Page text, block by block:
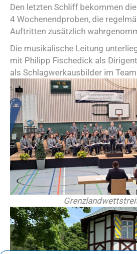
Den letzten Schliff bekommen
4 Wochenendproben, die
Auftritten zusätzlich
Die musikalische Leitung
mit Philipp Fischedick als
als Schlagwerkausbilder im